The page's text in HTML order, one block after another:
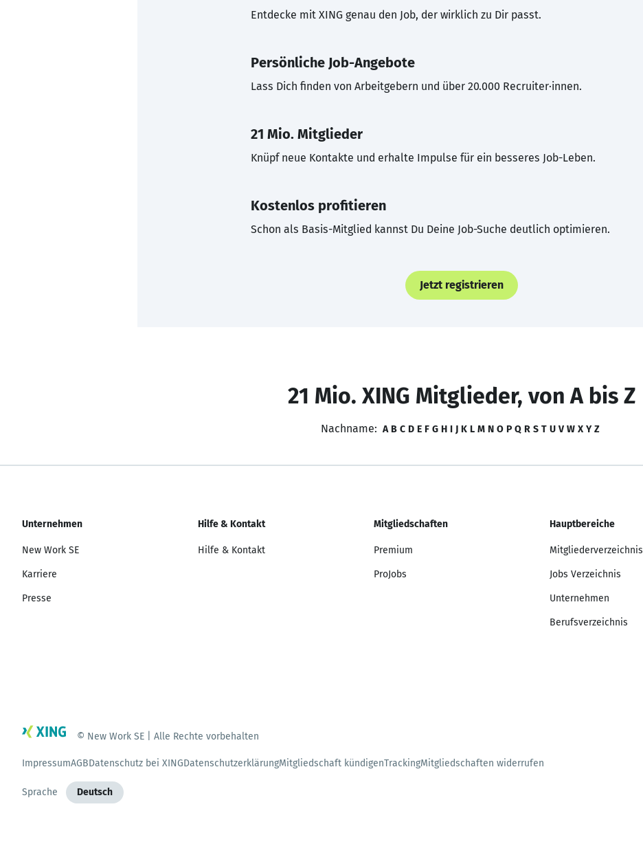
Entdecke mit XING genau den Job, der wirklich zu Dir passt.
Persönliche Job-Angebote
Lass Dich finden von Arbeitgebern und über 20.000 Recruiter·innen.
21 Mio. Mitglieder
Knüpf neue Kontakte und erhalte Impulse für ein besseres Job-Leben.
Kostenlos profitieren
Schon als Basis-Mitglied kannst Du Deine Job-Suche deutlich optimieren.
Jetzt registrieren
21 Mio. XING Mitglieder, von A bis Z
Nachname: A B C D E F G H I J K L M N O P Q R S T U V W X Y Z
Unternehmen
New Work SE
Karriere
Presse
Hilfe & Kontakt
Hilfe & Kontakt
Mitgliedschaften
Premium
ProJobs
Hauptbereiche
Mitgliederverzeichnis
Jobs Verzeichnis
Unternehmen
Berufsverzeichnis
© New Work SE | Alle Rechte vorbehalten
ImpressumAGBDatenschutz bei XINGDatenschutzerklärungMitgliedschaft kündigenTrackingMitgliedschaften widerrufen
Sprache Deutsch